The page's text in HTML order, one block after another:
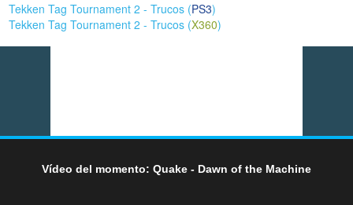
Tekken Tag Tournament 2 - Trucos (PS3)
Tekken Tag Tournament 2 - Trucos (X360)
Vídeo del momento: Quake - Dawn of the Machine